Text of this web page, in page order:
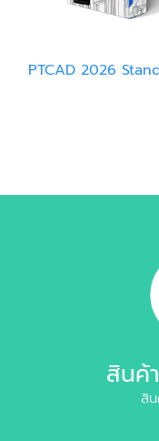
PTCAD 2026
สินค้
สิ